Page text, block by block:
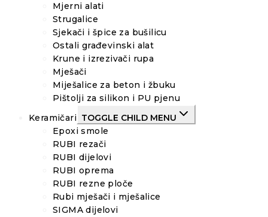
Mjerni alati
Strugalice
Sjekači i špice za bušilicu
Ostali građevinski alat
Krune i izrezivači rupa
Mješači
Miješalice za beton i žbuku
Pištolji za silikon i PU pjenu
Keramičari TOGGLE CHILD MENU
Epoxi smole
RUBI rezači
RUBI dijelovi
RUBI oprema
RUBI rezne ploče
Rubi mješači i mješalice
SIGMA dijelovi